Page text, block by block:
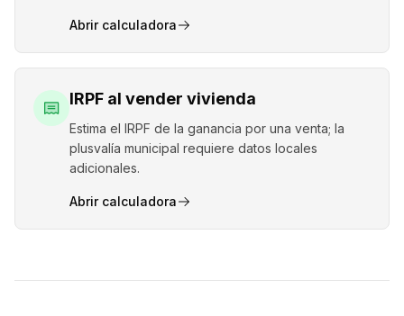
Abrir calculadora
IRPF al vender vivienda
Estima el IRPF de la ganancia por una venta; la
plusvalía municipal requiere datos locales
adicionales.
Abrir calculadora